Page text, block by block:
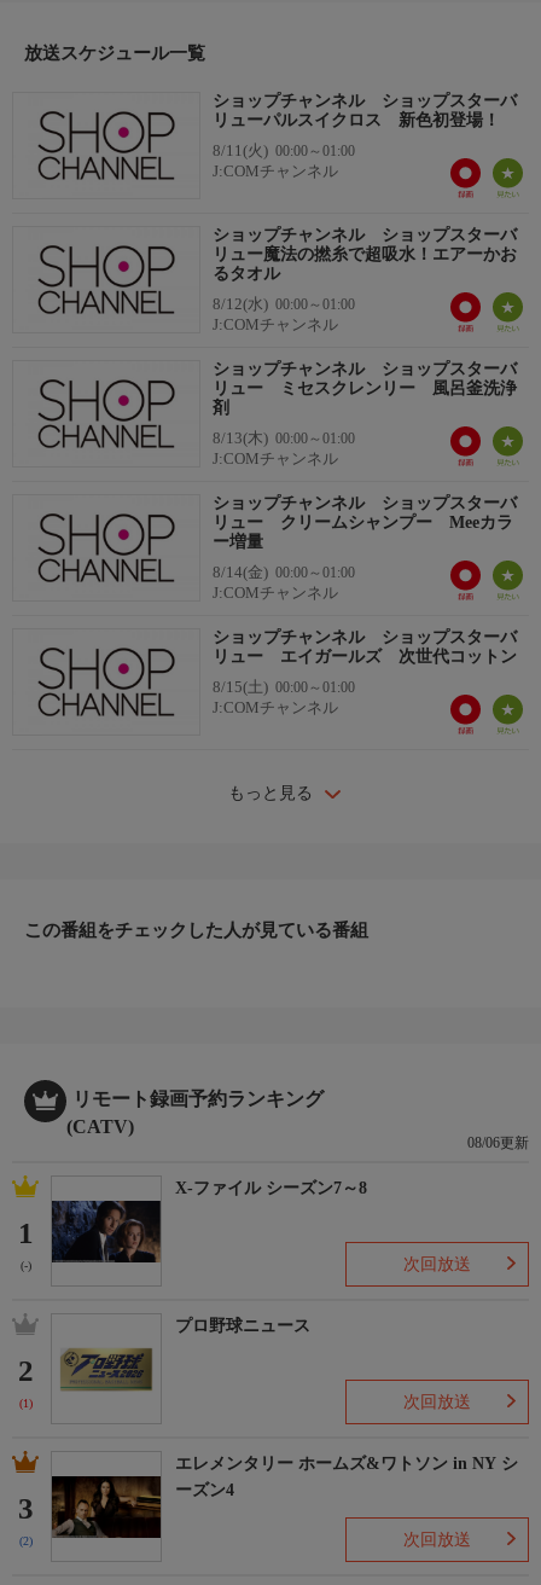
放送スケジュール一覧
ショップチャンネル ショップスターバ
リューパルスイクロス 新色初登場！
8/11(火) 00:00～01:00
J:COMチャンネル
ショップチャンネル ショップスターバ
リュー魔法の撚糸で超吸水！エアーかお
るタオル
8/12(水) 00:00～01:00
J:COMチャンネル
ショップチャンネル ショップスターバ
リュー ミセスクレンリー 風呂釜洗浄
剤
8/13(木) 00:00～01:00
J:COMチャンネル
ショップチャンネル ショップスターバ
リュー クリームシャンプー Meeカラ
ー増量
8/14(金) 00:00～01:00
J:COMチャンネル
ショップチャンネル ショップスターバ
リュー エイガールズ 次世代コットン
8/15(土) 00:00～01:00
J:COMチャンネル
もっと見る
この番組をチェックした人が見ている番組
リモート録画予約ランキング
(CATV)
08/06更新
1
(-)
X-ファイル シーズン7～8
次回放送
2
(1)
プロ野球ニュース
次回放送
3
(2)
エレメンタリー ホームズ&ワトソン in NY シ
ーズン4
次回放送